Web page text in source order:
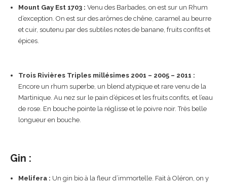
Mount Gay Est 1703 :Venu des Barbades, on est sur un Rhum
d’exception. On est sur des arômes de chêne, caramel au beurre
et cuir, soutenu par des subtiles notes de banane, fruits confits et
épices.
Trois Rivières Triples millésimes 2001 – 2005 – 2011 :
Encore un rhum superbe, un blend atypique et rare venu de la
Martinique. Au nez sur le pain d’épices et les fruits confits, et l’eau
de rose. En bouche pointe la réglisse et le poivre noir. Très belle
longueur en bouche.
Gin :
Melifera : Un gin bio à la fleur d’immortelle. Fait à Oléron, on y